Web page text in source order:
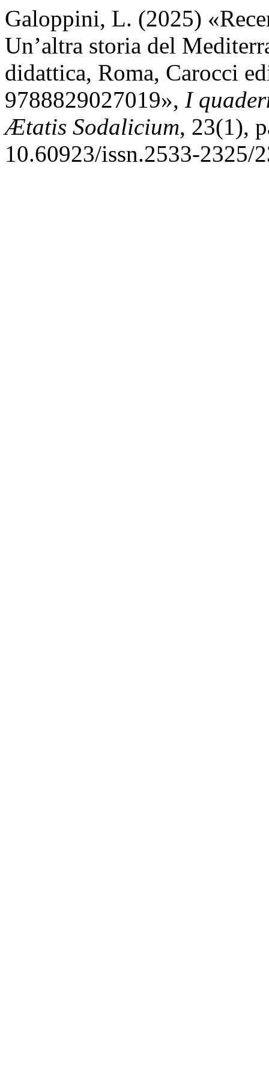
Galoppini, L. (2025)
Un’altra storia del
didattica, Roma, Carocci
9788829027019», I
Ætatis Sodalicium, 23(1),
10.60923/issn.2533-2325/